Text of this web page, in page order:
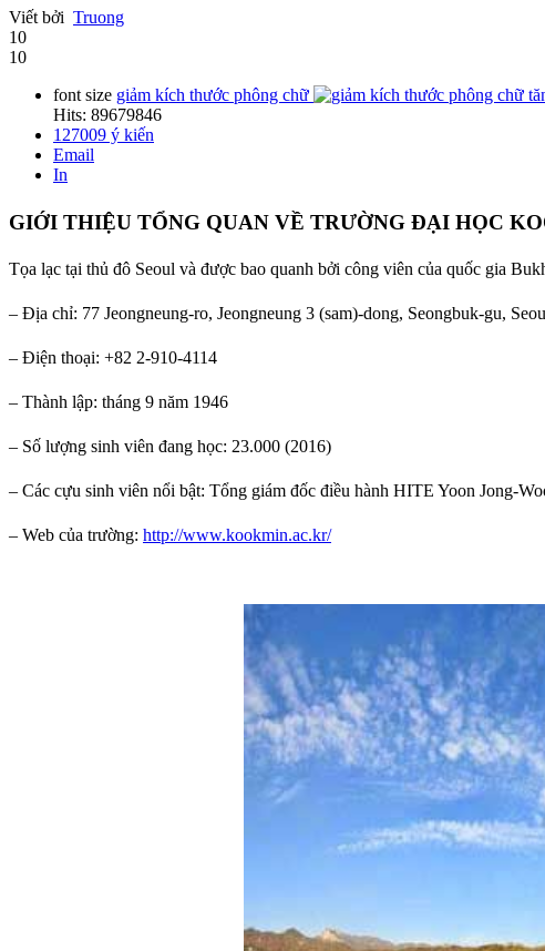
Viết bởi Truong
10
10
font size giảm kích thước phông chữ
Hits: 89679846
127009 ý kiến
Email
In
GIỚI THIỆU TỔNG QUAN VỀ TRƯỜNG ĐẠI HỌC
Tọa lạc tại thủ đô Seoul và được bao quanh bởi công viên của quốc gia
– Địa chỉ: 77 Jeongneung-ro, Jeongneung 3 (sam)-dong, Seongbuk-gu,
– Điện thoại: +82 2-910-4114
– Thành lập: tháng 9 năm 1946
– Số lượng sinh viên đang học: 23.000 (2016)
– Các cựu sinh viên nổi bật: Tổng giám đốc điều hành HITE Yoon Jong-
– Web của trường: http://www.kookmin.ac.kr/